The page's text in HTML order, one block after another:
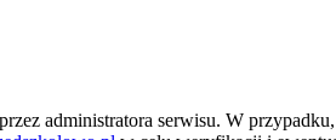
administratora serwisu. W